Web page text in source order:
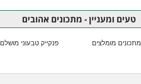
טעים ומעניין - מתכונים אהובים
מתכונים מומלצים פנקייק טבעוני מושלם